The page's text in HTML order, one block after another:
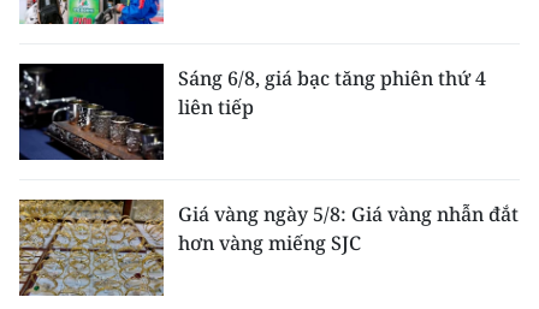
Sáng 6/8, giá bạc tăng phiên thứ 4
liên tiếp
Giá vàng ngày 5/8: Giá vàng nhẫn đắt
hơn vàng miếng SJC